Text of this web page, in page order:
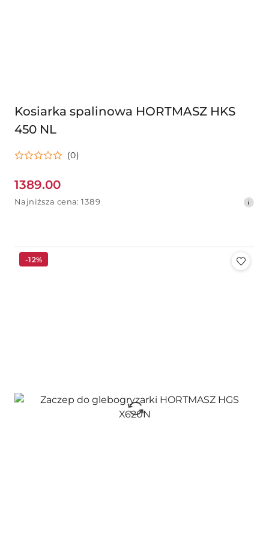
Kosiarka spalinowa HORTMASZ HKS
450 NL
(0)
Cena
promocyjna:
1389.00
Najniższa
przed
obniżką
Najniższa cena: 1389
-12%